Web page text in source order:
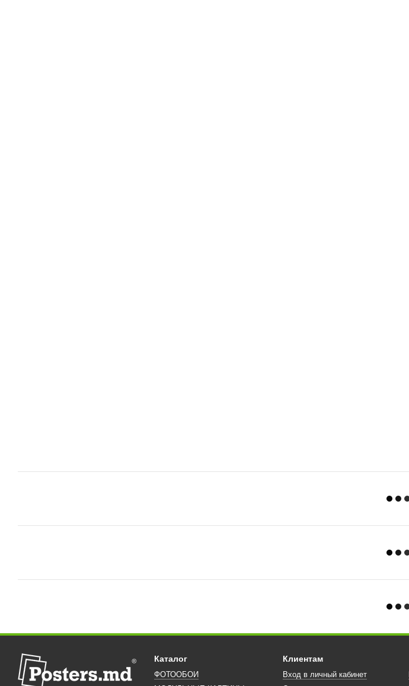
Каталог
ФОТООБОИ
Клиентам
Вход в личный кабинет